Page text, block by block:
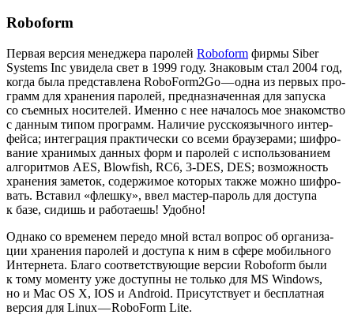
Roboform
Пер­вая вер­сия мене­дже­ра паро­лей Roboform фир­мы Siber
Systems Inc уви­де­ла свет в 1999 году. Зна­ко­вым стал 2004 год,
когда была пред­став­ле­на RoboForm2Go — одна из пер­вых про­
грамм для хра­не­ния паро­лей, пред­на­зна­чен­ная для запус­ка
со съем­ных носи­те­лей. Имен­но с нее нача­лось мое зна­ком­ство
с дан­ным типом про­грамм. Нали­чие рус­ско­языч­но­го интер­
фей­са; инте­гра­ция прак­ти­че­ски со все­ми бра­у­зе­ра­ми; шиф­ро­
ва­ние хра­ни­мых дан­ных форм и паро­лей с исполь­зо­ва­ни­ем
алго­рит­мов AES, Blowfish, RC6, 3‑DES, DES; воз­мож­ность
хра­не­ния заме­ток, содер­жи­мое кото­рых так­же мож­но шиф­ро­
вать. Вста­вил «флеш­ку», ввел мастер-пароль для досту­па
к базе, сидишь и рабо­та­ешь! Удобно!
Одна­ко со вре­ме­нем пере­до мной встал вопрос об орга­ни­за­
ции хра­не­ния паро­лей и досту­па к ним в сфе­ре мобиль­но­го
Интер­не­та. Бла­го соот­вет­ству­ю­щие вер­сии Roboform были
к тому момен­ту уже доступ­ны не толь­ко для MS Windows,
но и Mac OS X, IOS и Android. При­сут­ству­ет и бес­плат­ная
вер­сия для Linux — RoboForm Lite.